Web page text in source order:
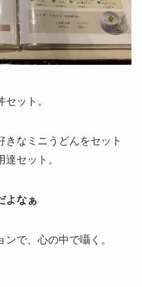
ット。
きなミニうどんをセット
セット。
よなぁ
で、心の中で囁く。